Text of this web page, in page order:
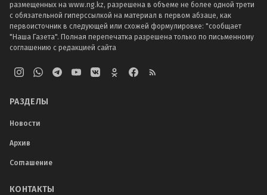
размещенных на www.ng.kz, разрешена в объеме не более одной трети
с обязательной гиперссылкой на материал в первом абзаце, как
первоисточник в следующей или схожей формулировке: "сообщает
"Наша Газета". Полная перепечатка разрешена только по письменному
соглашению с редакцией сайта
РАЗДЕЛЫ
Новости
Архив
Соглашение
КОНТАКТЫ